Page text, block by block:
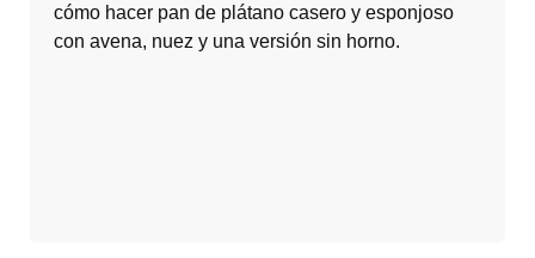
cómo hacer pan de plátano casero y esponjoso
con avena, nuez y una versión sin horno.